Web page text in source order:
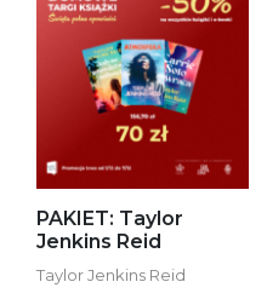
PAKIET: Taylor
Jenkins Reid
Taylor Jenkins Reid